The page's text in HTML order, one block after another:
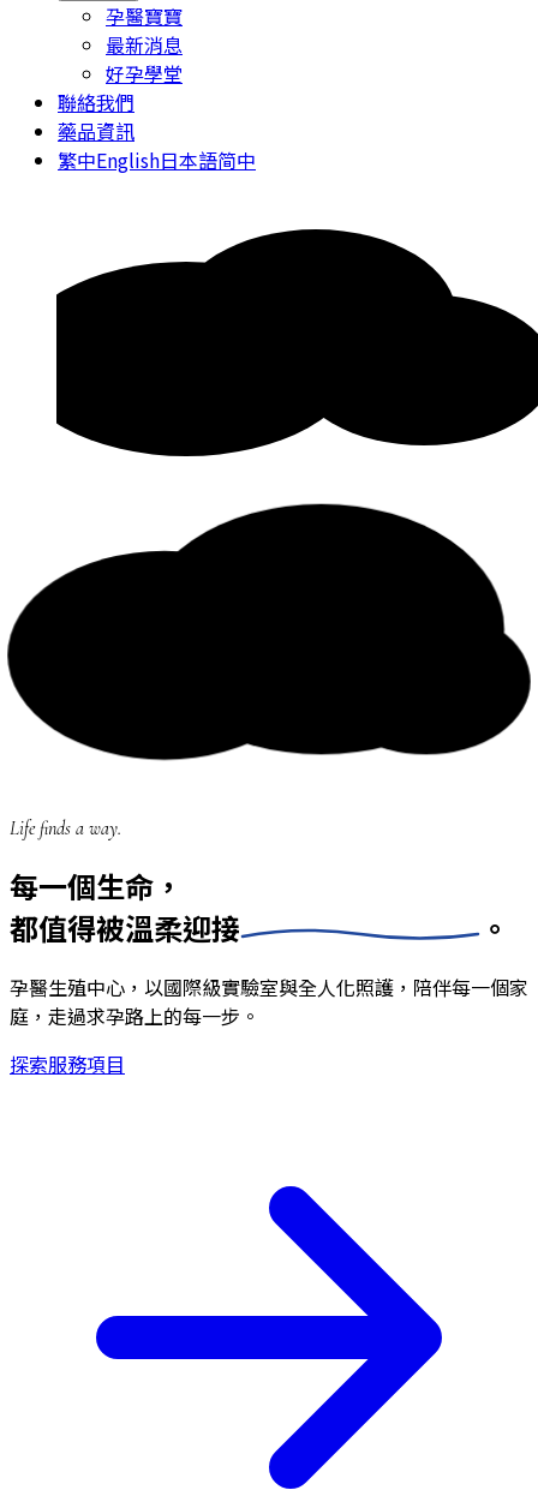
孕醫寶寶
最新消息
好孕學堂
聯絡我們
藥品資訊
繁中English日本語简中
Life finds a way.
每一個生命，
都值得被溫柔迎接 。
孕醫生殖中心，以國際級實驗室與全人化照護，陪伴每一個家
庭，走過求孕路上的每一步。
探索服務項目